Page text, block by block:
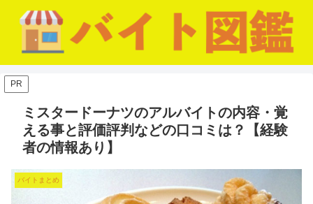
PR
ミスタードーナツのアルバイトの内容・覚
える事と評価評判などの口コミは？【経験
者の情報あり】
バイトまとめ